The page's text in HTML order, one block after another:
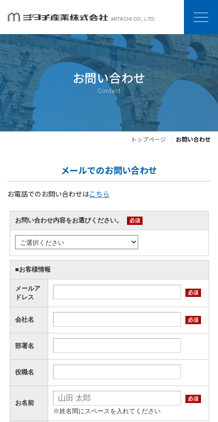
お問い合わせ
Contact
トップページ お問い合わせ
メールでのお問い合わせ
お電話でのお問い合わせはこちら
お問い合わせ内容をお選びください。 必須
■お客様情報
メールア
ドレス
必須
会社名 必須
部署名
役職名
お名前
必須
※姓名間にスペースを入れてください